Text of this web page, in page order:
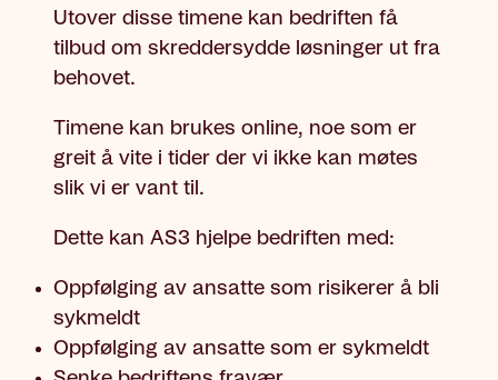
Utover disse timene kan bedriften få
tilbud om skreddersydde løsninger ut fra
behovet.
Timene kan brukes online, noe som er
greit å vite i tider der vi ikke kan møtes
slik vi er vant til.
Dette kan AS3 hjelpe bedriften med:
Oppfølging av ansatte som risikerer å bli
sykmeldt
Oppfølging av ansatte som er sykmeldt